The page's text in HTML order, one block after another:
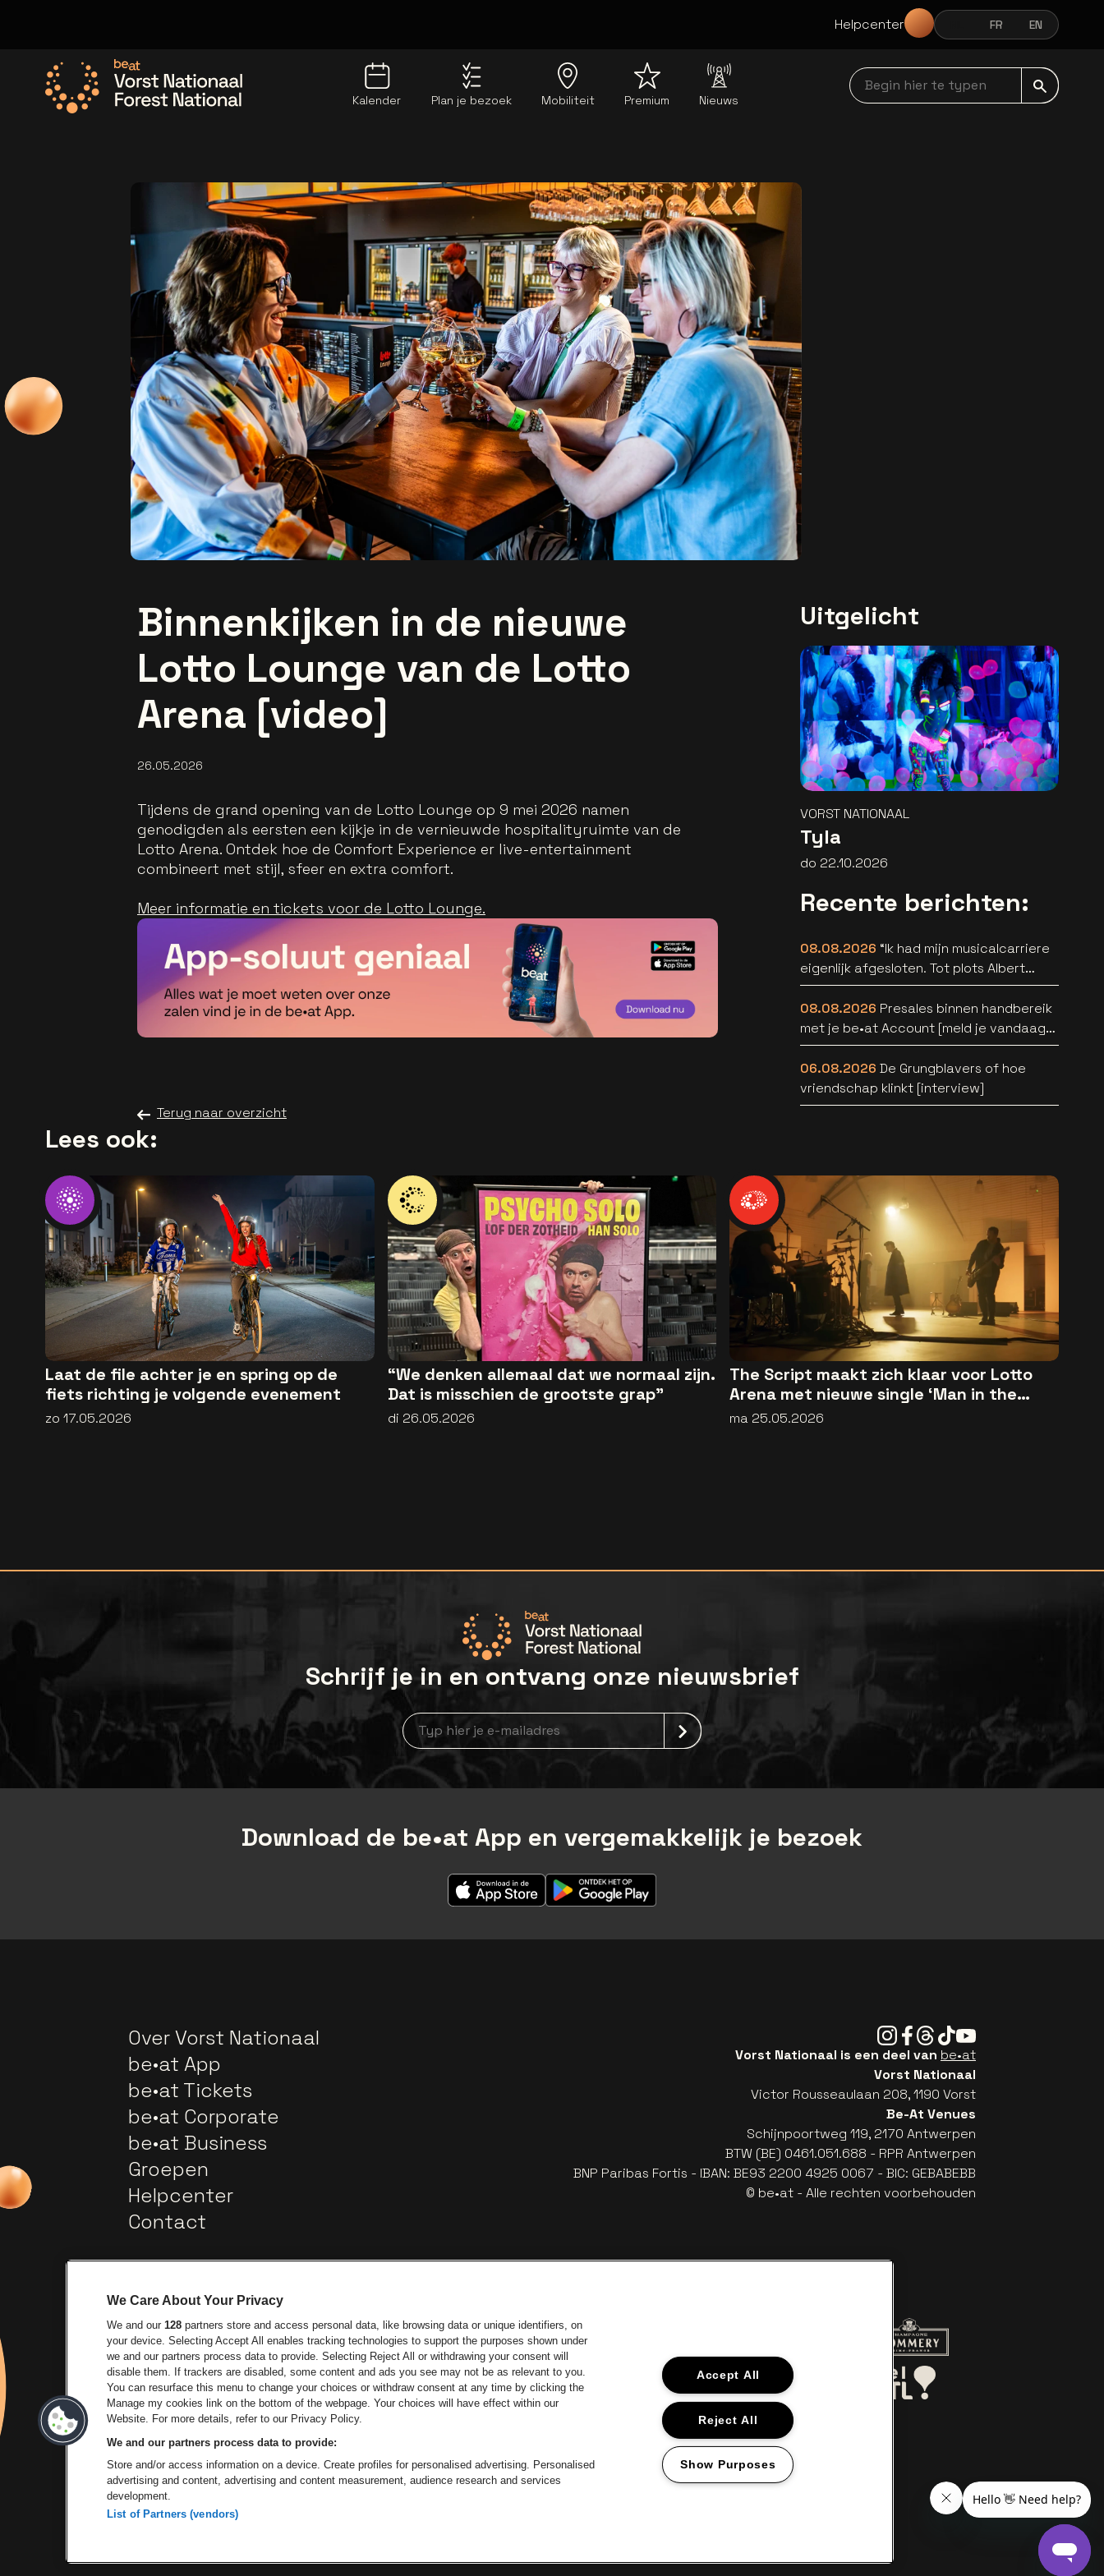
Helpcenter NEDERLANDSFRANÇAIS
FR ENGLISH
EN
Kalender Plan je bezoek Mobiliteit Premium Nieuws
Begin hier te typen navbar
Binnenkijken in de nieuwe
Lotto Lounge van de Lotto
Arena [video]
26.05.2026
Tijdens de grand opening van de Lotto Lounge op 9 mei 2026 namen
genodigden als eersten een kijkje in de vernieuwde hospitalityruimte van de
Lotto Arena. Ontdek hoe de Comfort Experience er live-entertainment
combineert met stijl, sfeer en extra comfort.
Meer informatie en tickets voor de Lotto Lounge.
Terug naar overzicht
Uitgelicht
VORST NATIONAAL
Tyla
do 22.10.2026
Recente berichten:
08.08.2026 “Ik had mijn musicalcarriere
eigenlijk afgesloten. Tot plots Albert
Verlinde belde” [interview]
08.08.2026 Presales binnen handbereik
met je be•at Account [meld je vandaag
aan]
06.08.2026 De Grungblavers of hoe
vriendschap klinkt [interview]
Lees ook:
Laat de file achter je en spring op de
fiets richting je volgende evenement
zo 17.05.2026
“We denken allemaal dat we normaal zijn.
Dat is misschien de grootste grap”
di 26.05.2026
The Script maakt zich klaar voor Lotto
Arena met nieuwe single ‘Man in the
Arena’
ma 25.05.2026
Schrijf je in en ontvang onze nieuwsbrief
Nieuwsbrief aanmelding
Download de be•at App en vergemakkelijk je bezoek
Over Vorst Nationaal
be•at App
be•at Tickets
be•at Corporate
be•at Business
Groepen
Helpcenter
Contact
Instagram
Facebook
Threads
TiktokYoutube
Vorst Nationaal is een deel van be•at
Vorst Nationaal
Victor Rousseaulaan 208, 1190 Vorst
Be-At Venues
Schijnpoortweg 119, 2170 Antwerpen
BTW (BE) 0461.051.688 - RPR Antwerpen
BNP Paribas Fortis - IBAN: BE93 2200 4925 0067 - BIC: GEBABEBB
© be•at - Alle rechten voorbehouden
Ga naar de website van Lotto
Ga naar de website van Europcar
Ga naar de website van JupilerGa naar de website van Coca-Cola
Ga naar de website van Red Bull
Ga naar de website van Het logo van Aperol
Ga naar de website van Champagne
Ga naar de website van Het logo van Jameson in offwhite
Ga naar de website van Het logo van Lillet in off-white
Ga naar de website van Croky
Ga naar de website van BruzzGa naar de website van Le Soir
Ga naar de website van Radio Contact
We Care About Your Privacy
We and our 128 partners store and access personal data, like browsing data or unique identifiers, on
your device. Selecting Accept All enables tracking technologies to support the purposes shown under
we and our partners process data to provide. Selecting Reject All or withdrawing your consent will
disable them. If trackers are disabled, some content and ads you see may not be as relevant to you.
You can resurface this menu to change your choices or withdraw consent at any time by clicking the
Manage my cookies link on the bottom of the webpage. Your choices will have effect within our
Website. For more details, refer to our Privacy Policy.
We and our partners process data to provide:
Store and/or access information on a device. Create profiles for personalised advertising. Personalised
advertising and content, advertising and content measurement, audience research and services
development.
List of Partners (vendors)
Accept All
Reject All
Show Purposes